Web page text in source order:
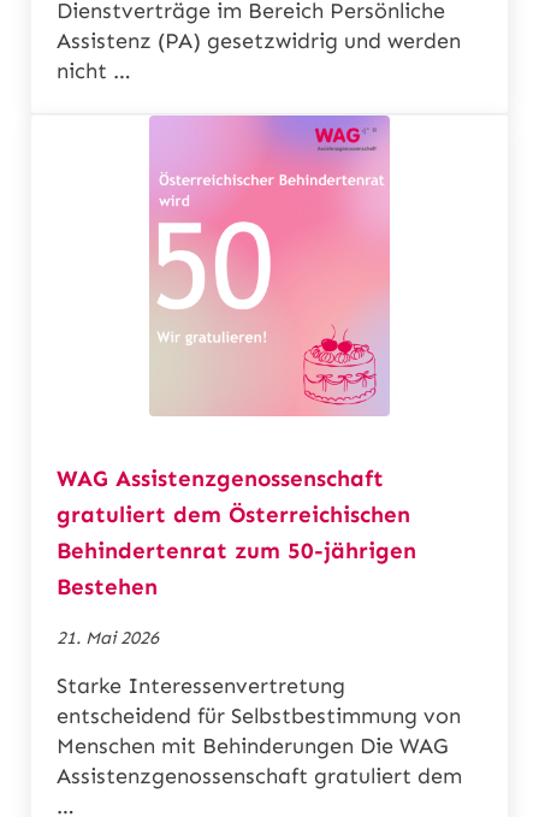
Dienstverträge im Bereich Persönliche
Assistenz (PA) gesetzwidrig und werden
nicht …
WAG Assistenzgenossenschaft
gratuliert dem Österreichischen
Behindertenrat zum 50-jährigen
Bestehen
21. Mai 2026
Starke Interessenvertretung
entscheidend für Selbstbestimmung von
Menschen mit Behinderungen Die WAG
Assistenzgenossenschaft gratuliert dem
…